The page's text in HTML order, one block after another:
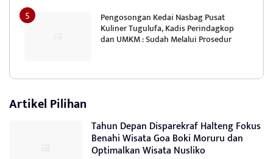
Pengosongan Kedai Nasbag Pusat
Kuliner Tugulufa, Kadis Perindagkop
dan UMKM : Sudah Melalui Prosedur
Artikel Pilihan
Tahun Depan Disparekraf Halteng Fokus
Benahi Wisata Goa Boki Moruru dan
Optimalkan Wisata Nusliko